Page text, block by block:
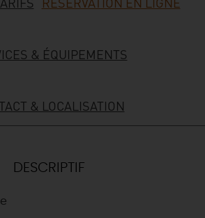
CETTE SEMAINE
& ÉQUIPEMENTS
& LOCALISATION
DESCRIPTIF